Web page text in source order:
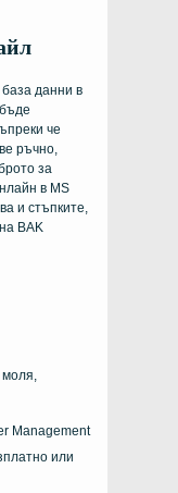
данни в
че
ръчно,
за
в MS
и стъпките,
BAK
Management
или